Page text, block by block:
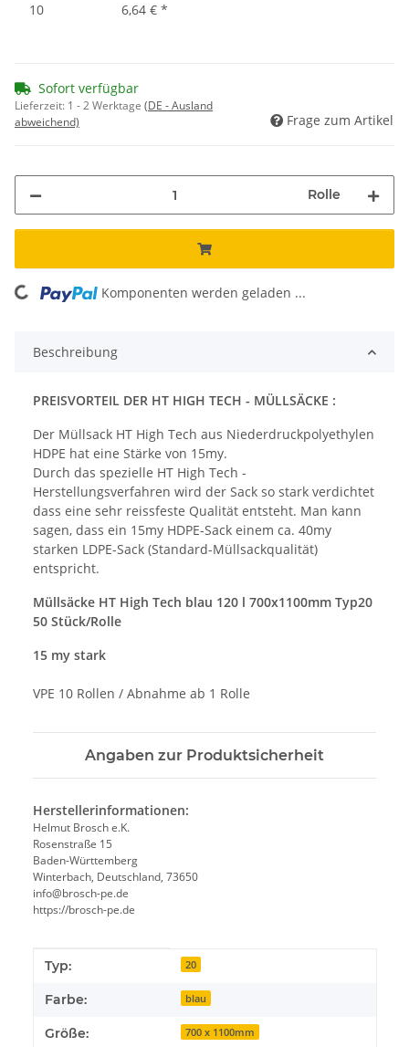
10 6,64 € *
Sofort verfügbar
Lieferzeit: 1 - 2 Werktage (DE - Ausland
abweichend)
Frage zum Artikel
Rolle
Komponenten werden geladen ...
Beschreibung
PREISVORTEIL DER HT HIGH TECH - MÜLLSÄCKE :
Der Müllsack HT High Tech aus Niederdruckpolyethylen
HDPE hat eine Stärke von 15my.
Durch das spezielle HT High Tech -
Herstellungsverfahren wird der Sack so stark verdichtet
dass eine sehr reissfeste Qualität entsteht. Man kann
sagen, dass ein 15my HDPE-Sack einem ca. 40my
starken LDPE-Sack (Standard-Müllsackqualität)
entspricht.
Müllsäcke HT High Tech blau 120 l 700x1100mm Typ20
50 Stück/Rolle
15 my stark
VPE 10 Rollen / Abnahme ab 1 Rolle
Angaben zur Produktsicherheit
Herstellerinformationen:
Helmut Brosch e.K.
Rosenstraße 15
Baden-Württemberg
Winterbach, Deutschland, 73650
info@brosch-pe.de
https://brosch-pe.de
Produkteigenschaft
Wert
Typ: 20
Farbe: blau
Größe: 700 x 1100mm